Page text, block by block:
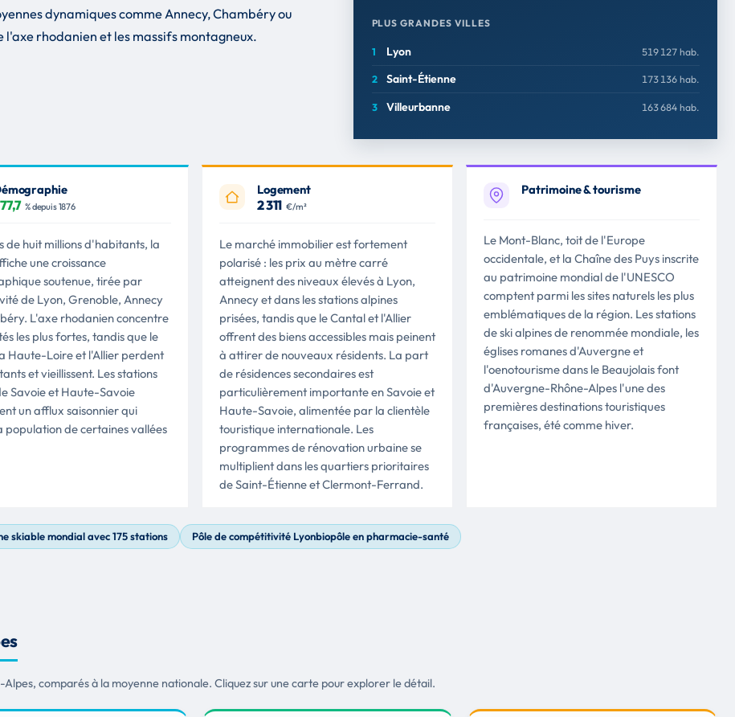
dynamiques comme Annecy, Chambéry ou
rhodanien et les massifs montagneux.
PLUS GRANDES VILLES
Lyon 519 127 hab.
Saint-Étienne 173 136 hab.
Villeurbanne 163 684 hab.
% depuis 1876
de huit millions d'habitants, la
une croissance
soutenue, tirée par
de Lyon, Grenoble, Annecy
L'axe rhodanien concentre
les plus fortes, tandis que le
Haute-Loire et l'Allier perdent
et vieillissent. Les stations
Savoie et Haute-Savoie
un afflux saisonnier qui
population de certaines vallées
Logement
2 311 €/m²
Le marché immobilier est fortement
polarisé : les prix au mètre carré
atteignent des niveaux élevés à Lyon,
Annecy et dans les stations alpines
prisées, tandis que le Cantal et l'Allier
offrent des biens accessibles mais peinent
à attirer de nouveaux résidents. La part
de résidences secondaires est
particulièrement importante en Savoie et
Haute-Savoie, alimentée par la clientèle
touristique internationale. Les
programmes de rénovation urbaine se
multiplient dans les quartiers prioritaires
de Saint-Étienne et Clermont-Ferrand.
Patrimoine & tourisme
Le Mont-Blanc, toit de l'Europe
occidentale, et la Chaîne des Puys inscrite
au patrimoine mondial de l'UNESCO
comptent parmi les sites naturels les plus
emblématiques de la région. Les stations
de ski alpines de renommée mondiale, les
églises romanes d'Auvergne et
l'oenotourisme dans le Beaujolais font
d'Auvergne-Rhône-Alpes l'une des
premières destinations touristiques
françaises, été comme hiver.
skiable mondial avec 175 stations
Pôle de compétitivité Lyonbiopôle en pharmacie-santé
comparés à la moyenne nationale. Cliquez sur une carte pour explorer le détail.